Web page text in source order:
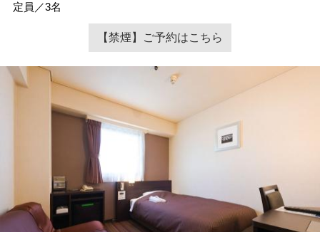
定員／3名
【禁煙】ご予約はこちら